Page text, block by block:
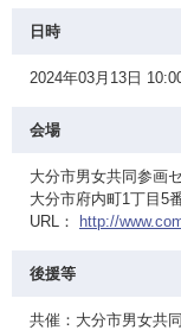
日時
2024年03月13日
会場
大分市男女共同参画
大分市府内町1丁目5
URL：
http://
後援等
共催：大分市男女共